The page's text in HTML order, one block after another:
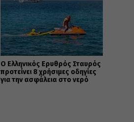
Ο Ελληνικός Ερυθρός Σταυρός
προτείνει 8 χρήσιμες οδηγίες
για την ασφάλεια στο νερό